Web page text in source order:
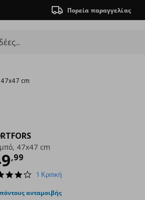
Πορεία παραγγελίας
cm
47x47 cm
,99 τιμή
4.0
rating
1 Κριτική
ανταμοιβής